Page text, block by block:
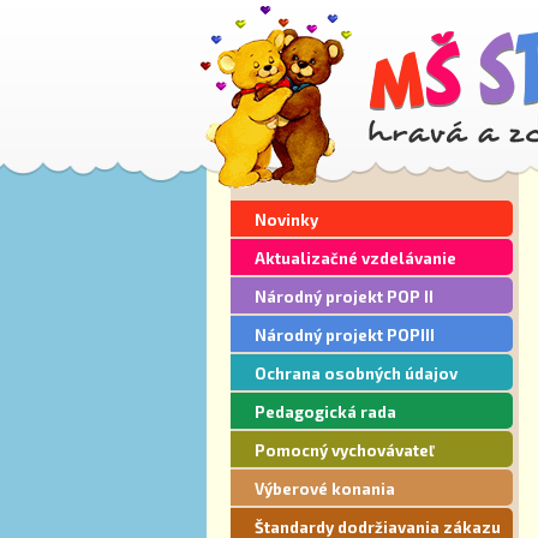
Novinky
Aktualizačné vzdelávanie
Národný projekt POP II
Národný projekt POPIII
Ochrana osobných údajov
Pedagogická rada
Pomocný vychovávateľ
Výberové konania
Štandardy dodržiavania zákazu